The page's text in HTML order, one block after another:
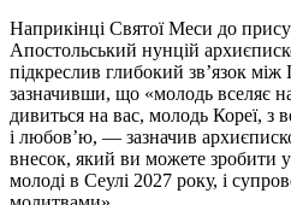
Наприкінці Святої Меси до
Апостольський нунцій
підкреслив глибокий зв’язок
зазначивши, що «молодь вселяє
дивиться на вас, молодь Кореї, з
і любов’ю, — зазначив
внесок, який ви можете зробити
молоді в Сеулі 2027 року, і